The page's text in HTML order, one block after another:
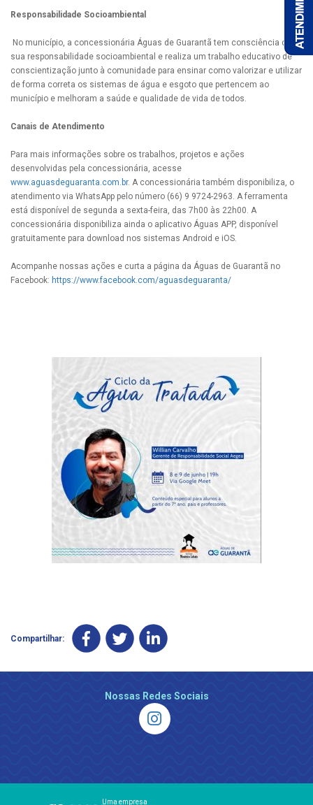
Responsabilidade Socioambiental
No município, a concessionária Águas de Guarantã tem consciência de
sua responsabilidade socioambiental e realiza um trabalho educativo de
conscientização junto à comunidade para ensinar como valorizar e utilizar
de forma correta os sistemas de água e esgoto que pertencem ao
município e melhoram a saúde e qualidade de vida de todos.
Canais de Atendimento
Para mais informações sobre os trabalhos, projetos e ações
desenvolvidas pela concessionária, acesse
www.aguasdeguaranta.com.br. A concessionária também disponibiliza, o
atendimento via WhatsApp pelo número (66) 9 9724-2963. A ferramenta
está disponível de segunda a sexta-feira, das 7h00 às 22h00. A
concessionária disponibiliza ainda o aplicativo Águas APP, disponível
gratuitamente para download nos sistemas Android e iOS.
Acompanhe nossas ações e curta a página da Águas de Guarantã no
Facebook: https://www.facebook.com/aguasdeguaranta/
Compartilhar:
Nossas Redes Sociais
Uma empresa